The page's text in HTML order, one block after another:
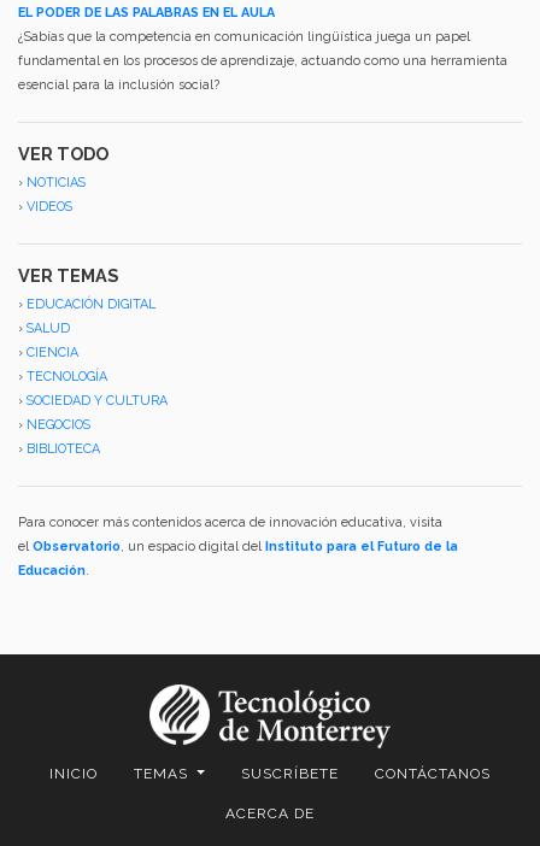
EL PODER DE LAS PALABRAS EN EL AULA
¿Sabías que la competencia en comunicación lingüística juega un papel
fundamental en los procesos de aprendizaje, actuando como una herramienta
esencial para la inclusión social?
VER TODO
› NOTICIAS
› VIDEOS
VER TEMAS
› EDUCACIÓN DIGITAL
› SALUD
› CIENCIA
› TECNOLOGÍA
› SOCIEDAD Y CULTURA
› NEGOCIOS
› BIBLIOTECA
Para conocer más contenidos acerca de innovación educativa, visita
elObservatorio, un espacio digital del Instituto para el Futuro de la
Educación.
INICIO TEMAS SUSCRÍBETE CONTÁCTANOS
ACERCA DE